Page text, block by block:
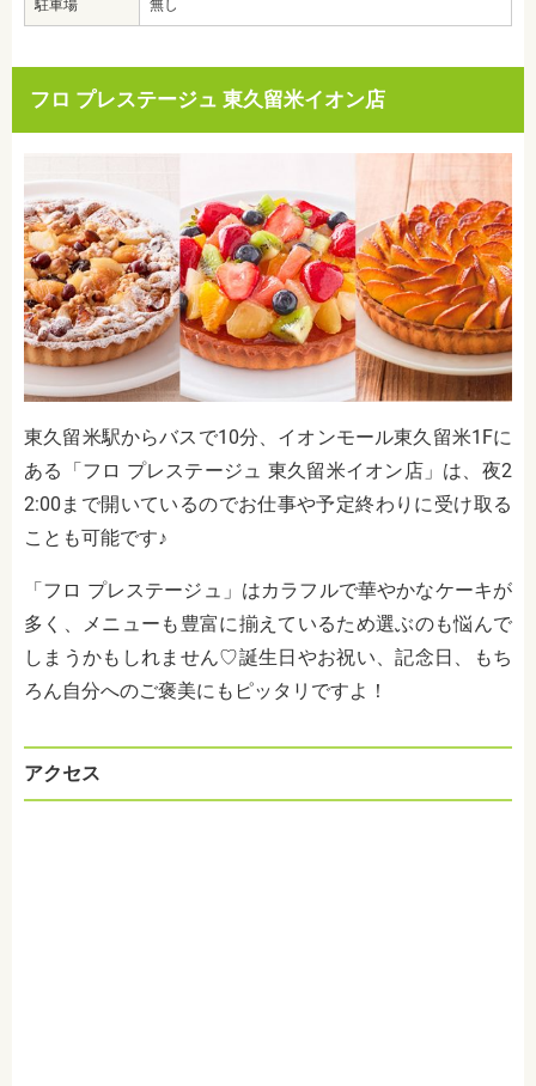
駐車場 無し
フロ プレステージュ 東久留米イオン店
東久留米駅からバスで10分、イオンモール東久留米1Fに
ある「フロ プレステージュ 東久留米イオン店」は、夜2
2:00まで開いているのでお仕事や予定終わりに受け取る
ことも可能です♪
「フロ プレステージュ」はカラフルで華やかなケーキが
多く、メニューも豊富に揃えているため選ぶのも悩んで
しまうかもしれません♡誕生日やお祝い、記念日、もち
ろん自分へのご褒美にもピッタリですよ！
アクセス